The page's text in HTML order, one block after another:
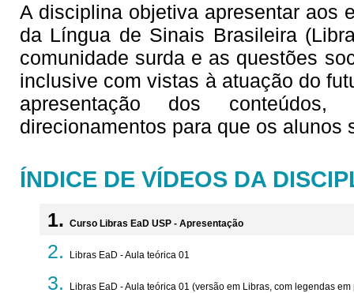
A disciplina objetiva apresentar aos
da Língua de Sinais Brasileira
comunidade surda e as questões
inclusive com vistas à atuação do
apresentação dos
direcionamentos para que os alunos
ÍNDICE DE VÍDEOS DA
Curso Libras EaD USP - Apresentação
Libras EaD - Aula teórica 01
Libras EaD - Aula teórica 01 (versão em Libras, com legendas em